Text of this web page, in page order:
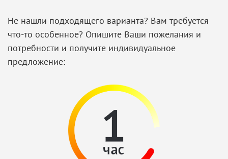
Не нашли подходящего варианта? Вам требуется
что-то особенное? Опишите Ваши пожелания и
потребности и получите индивидуальное
предложение: